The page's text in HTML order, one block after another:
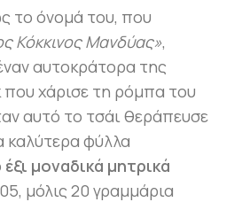
το όνομά του, που
Κόκκινος Μανδύας»,
αυτοκράτορα της
που χάρισε τη ρόμπα του
αυτό το τσάι θεράπευσε
καλύτερα φύλλα
έξι μοναδικά μητρικά
μόλις 20 γραμμάρια